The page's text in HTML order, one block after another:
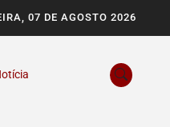
07 DE AGOSTO 2026